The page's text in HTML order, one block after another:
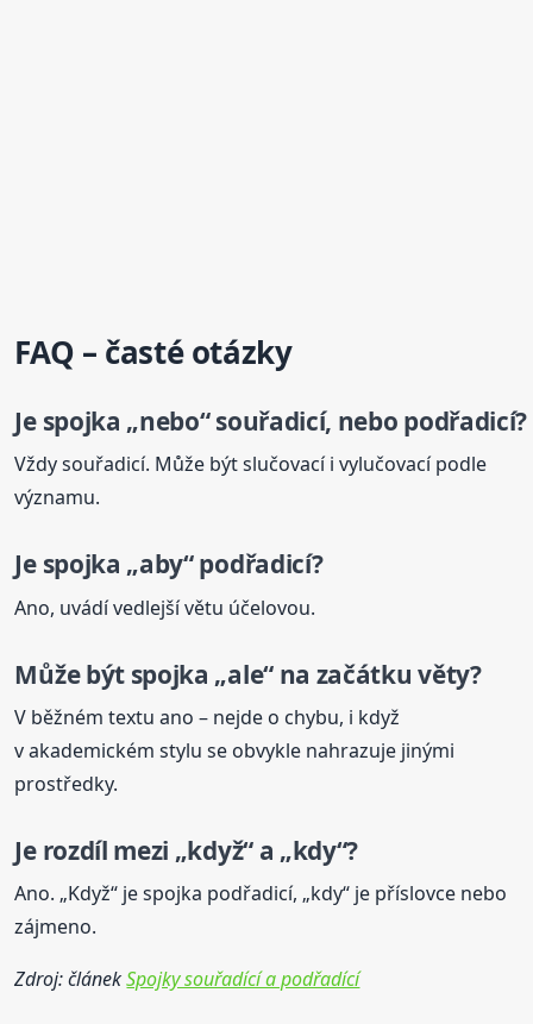
FAQ – časté otázky
Je spojka „nebo“ souřadicí, nebo podřadicí?
Vždy souřadicí. Může být slučovací i vylučovací podle
významu.
Je spojka „aby“ podřadicí?
Ano, uvádí vedlejší větu účelovou.
Může být spojka „ale“ na začátku věty?
V běžném textu ano – nejde o chybu, i když
v akademickém stylu se obvykle nahrazuje jinými
prostředky.
Je rozdíl mezi „když“ a „kdy“?
Ano. „Když“ je spojka podřadicí, „kdy“ je příslovce nebo
zájmeno.
Zdroj: článekSpojky souřadící a podřadící